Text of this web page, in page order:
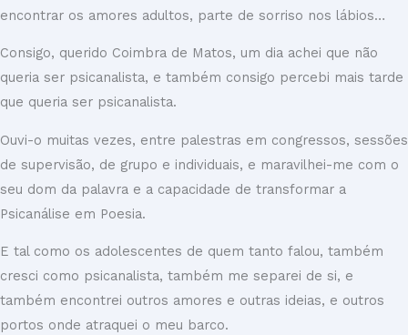
encontrar os amores adultos, parte de sorriso nos lábios…
Consigo, querido Coimbra de Matos, um dia achei que não
queria ser psicanalista, e também consigo percebi mais tarde
que queria ser psicanalista.
Ouvi-o muitas vezes, entre palestras em congressos, sessões
de supervisão, de grupo e individuais, e maravilhei-me com o
seu dom da palavra e a capacidade de transformar a
Psicanálise em Poesia.
E tal como os adolescentes de quem tanto falou, também
cresci como psicanalista, também me separei de si, e
também encontrei outros amores e outras ideias, e outros
portos onde atraquei o meu barco.